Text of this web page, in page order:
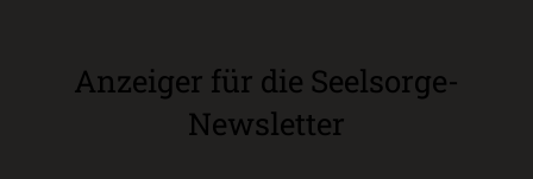
Anzeiger für die Seelsorge-
Newsletter